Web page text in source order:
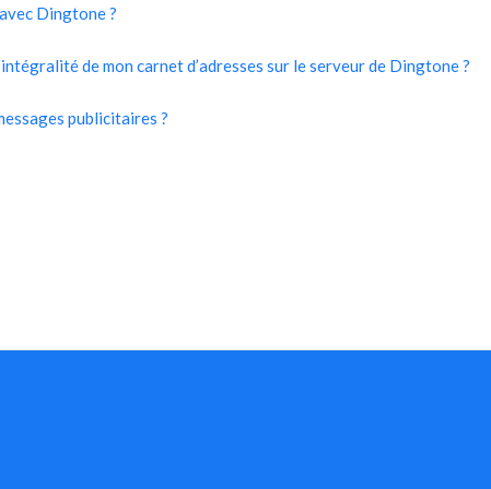
Dingtone ?
de mon carnet d’adresses sur le serveur de Dingtone ?
publicitaires ?